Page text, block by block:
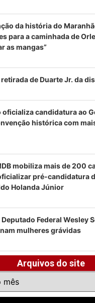
da história do
para a caminhada de
as mangas”
de Duarte Jr. da
oficializa candidatura ao
histórica com
mobiliza mais de 200
pré-candidatura
Holanda Júnior
Federal Wesley
mulheres grávidas
Arquivos do site